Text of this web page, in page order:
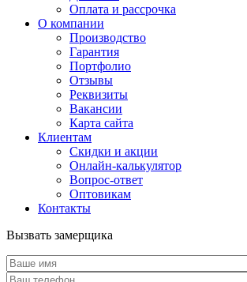
Оплата и рассрочка
О компании
Производство
Гарантия
Портфолио
Отзывы
Реквизиты
Вакансии
Карта сайта
Клиентам
Скидки и акции
Онлайн-калькулятор
Вопрос-ответ
Оптовикам
Контакты
Вызвать замерщика